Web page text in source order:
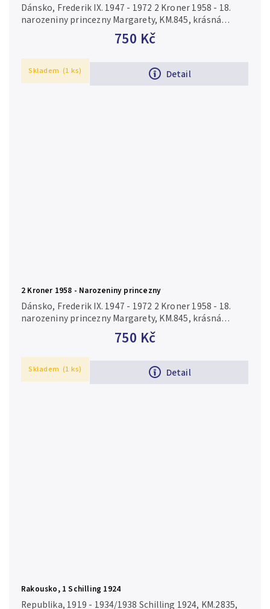
750 Kč
Detail
Dánsko, Frederik IX. 1947 - 1972 2 Kroner 1958 - 18.
narozeniny princezny Margarety, KM.845, krásná
zachovalost, ražební lesk Ag 0,800, 31 mm (15,0 g)
Skladem (1 ks)
2 Kroner 1958 - Narozeniny princezny
750 Kč
Detail
Dánsko, Frederik IX. 1947 - 1972 2 Kroner 1958 - 18.
narozeniny princezny Margarety, KM.845, krásná
zachovalost, ražební lesk Ag 0,800, 31 mm (15,0 g)
Skladem (1 ks)
Rakousko, 1 Schilling 1924
Republika, 1919 - 1934/1938 Schilling 1924, KM.2835,